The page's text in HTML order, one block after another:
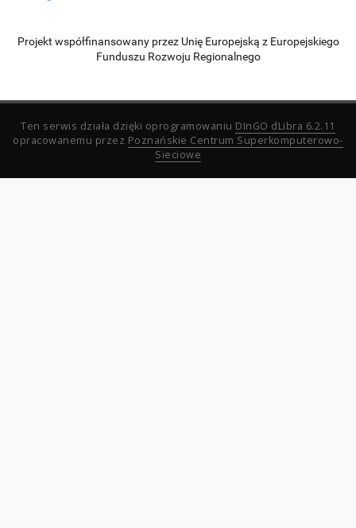
Projekt współfinansowany przez Unię Europejską z Europejskiego
Funduszu Rozwoju Regionalnego
Ten serwis działa dzięki oprogramowaniu DInGO dLibra 6.2.11
opracowanemu przez Poznańskie Centrum Superkomputerowo-
Sieciowe